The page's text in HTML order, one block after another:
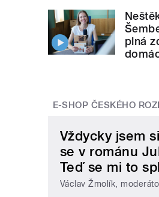
plná
E-SHOP ČESKÉHO
Vždycky jsem
se v románu
Teď se mi to
Václav Žmolík,